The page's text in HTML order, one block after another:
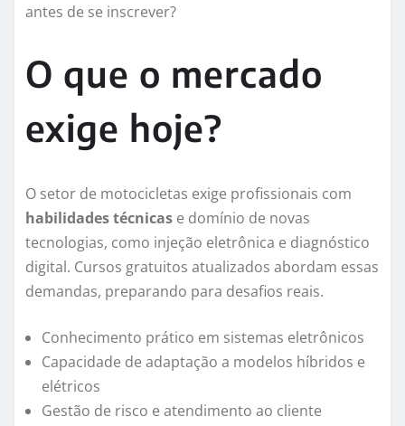
antes de se inscrever?
O que o mercado
exige hoje?
O setor de motocicletas exige profissionais com
habilidades técnicas e domínio de novas
tecnologias, como injeção eletrônica e diagnóstico
digital. Cursos gratuitos atualizados abordam essas
demandas, preparando para desafios reais.
Conhecimento prático em sistemas eletrônicos
Capacidade de adaptação a modelos híbridos e
elétricos
Gestão de risco e atendimento ao cliente